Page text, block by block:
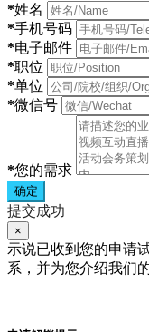
*姓名
*手机号码
*电子邮件
*职位
*单位
*微信号
*您的需求
确定
提交成功
×
示说已收到您的申请
系，并为您介绍我们